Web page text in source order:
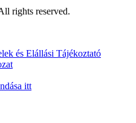
rights reserved.
és Elállási Tájékoztató
itt